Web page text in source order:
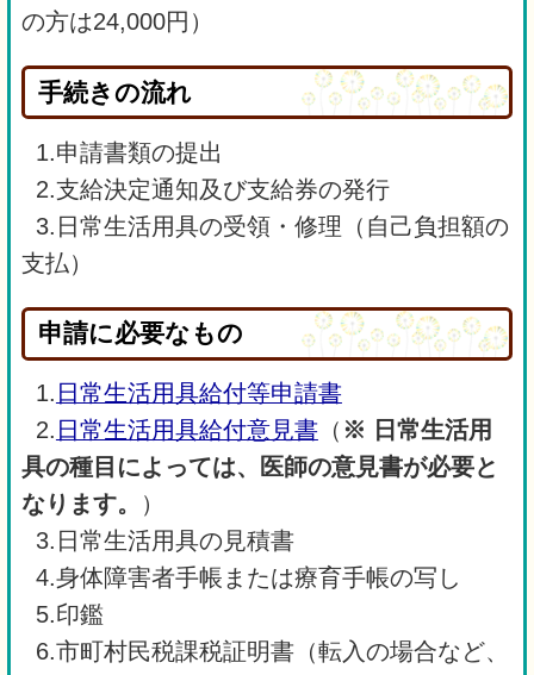
の方は24,000円）
手続きの流れ
1.申請書類の提出
2.支給決定通知及び支給券の発行
3.日常生活用具の受領・修理（自己負担額の
支払）
申請に必要なもの
1. 日常生活用具給付等申請書
2. 日常生活用具給付意見書（ ※ 日常生活用
具の種目によっては、医師の意見書が必要と
なります。
）
3.日常生活用具の見積書
4.身体障害者手帳または療育手帳の写し
5.印鑑
6.市町村民税課税証明書（転入の場合など、